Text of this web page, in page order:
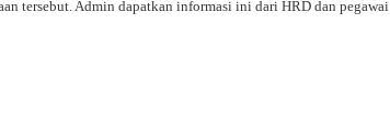
tersebut. Admin dapatkan informasi ini dari HRD dan pegawai